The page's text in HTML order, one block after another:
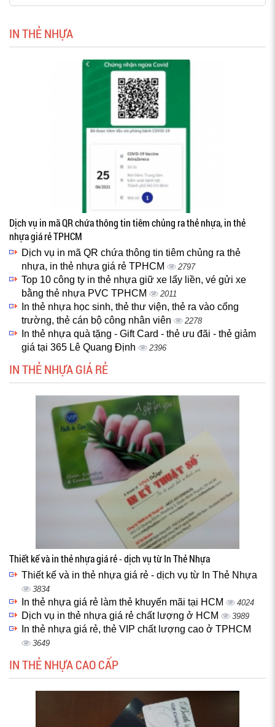
IN THẺ NHỰA
Dịch vụ in mã QR chứa thông tin tiêm chủng ra thẻ nhựa, in thẻ
nhựa giá rẻ TPHCM
Dịch vụ in mã QR chứa thông tin tiêm chủng ra thẻ
nhựa, in thẻ nhựa giá rẻ TPHCM
2797
Top 10 công ty in thẻ nhựa giữ xe lấy liền, vé gửi xe
bằng thẻ nhựa PVC TPHCM
2011
In thẻ nhựa học sinh, thẻ thư viện, thẻ ra vào cổng
trường, thẻ cán bộ công nhân viên
2278
In thẻ nhựa quà tặng - Gift Card - thẻ ưu đãi - thẻ giảm
giá tại 365 Lê Quang Định
2396
IN THẺ NHỰA GIÁ RẺ
Thiết kế và in thẻ nhựa giá rẻ - dịch vụ từ In Thẻ Nhựa
Thiết kế và in thẻ nhựa giá rẻ - dịch vụ từ In Thẻ Nhựa
3834
In thẻ nhựa giá rẻ làm thẻ khuyến mãi tại HCM 4024
Dịch vụ in thẻ nhựa giá rẻ chất lượng ở HCM 3989
In thẻ nhựa giá rẻ, thẻ VIP chất lượng cao ở TPHCM
3649
IN THẺ NHỰA CAO CẤP